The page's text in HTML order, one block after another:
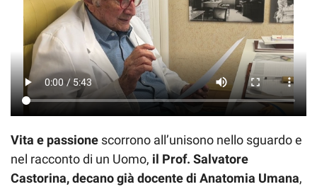
Vita e passione scorrono all’unisono nello sguardo e
nel racconto di un Uomo, il Prof. Salvatore
Castorina, decano già docente di Anatomia Umana,